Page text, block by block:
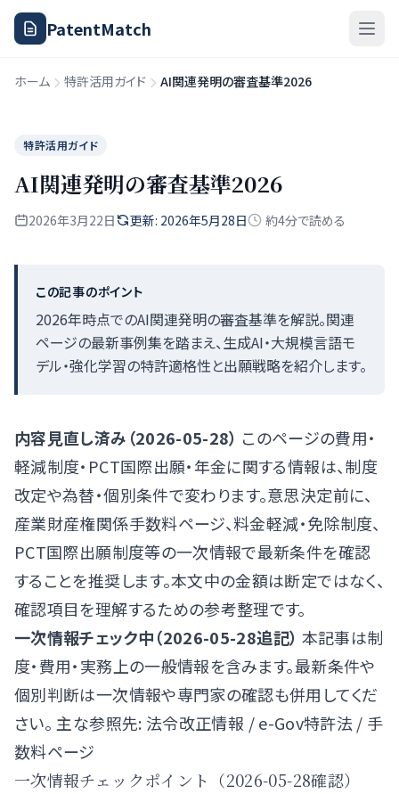
PatentMatch
ホーム 特許活用ガイド AI関連発明の審査基準2026
特許活用ガイド
AI関連発明の審査基準2026
2026年3月22日 更新: 2026年5月28日 約4分で読める
この記事のポイント
2026年時点でのAI関連発明の審査基準を解説。関連
ページの最新事例集を踏まえ、生成AI・大規模言語モ
デル・強化学習の特許適格性と出願戦略を紹介します。
内容見直し済み（2026-05-28） このページの費用・
軽減制度・PCT国際出願・年金に関する情報は、制度
改定や為替・個別条件で変わります。意思決定前に、
産業財産権関係手数料ページ、料金軽減・免除制度、
PCT国際出願制度等の一次情報で最新条件を確認
することを推奨します。本文中の金額は断定ではなく、
確認項目を理解するための参考整理です。
一次情報チェック中（2026-05-28追記） 本記事は制
度・費用・実務上の一般情報を含みます。最新条件や
個別判断は一次情報や専門家の確認も併用してくだ
さい。 主な参照先: 法令改正情報 /e-Gov特許法/ 手
数料ページ
一次情報チェックポイント（2026-05-28確認）